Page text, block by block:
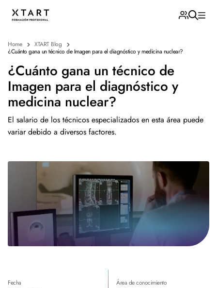
Home
XTART Blog
¿Cuánto gana un técnico de Imagen para el diagnóstico y medicina nuclear?
¿Cuánto gana un técnico de
Imagen para el diagnóstico y
medicina nuclear?
El salario de los técnicos especializados en esta área puede
variar debido a diversos factores.
Fecha
Área de conocimiento